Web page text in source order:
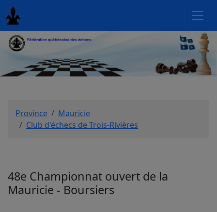
Province
Mauricie
Club d'échecs de Trois-Rivières
48e Championnat ouvert de la
Mauricie - Boursiers